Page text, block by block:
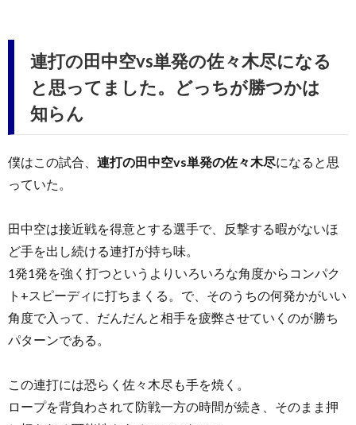
連打の田中空vs単発の佐々木尽になる
と思ってました。どっちが勝つかは
知らん
僕はこの試合、 連打の田中空vs単発の佐々木尽になると思
っていた。
田中空は接近戦を得意とする選手で、反撃する暇がないほ
ど手を出し続ける連打が持ち味。
1発1発を強く打つというよりいろいろな角度からコンパク
ト+スピーディに打ちまくる。で、そのうちの何発かがいい
角度で入って、だんだんと相手を疲弊させていくのが勝ち
パターンである。
この連打には恐らく佐々木尽も手を焼く。
ロープを背負わされて防戦一方の時間が続き、そのまま押